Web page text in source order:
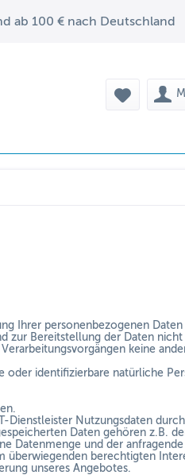
ab 100 € nach Deutschland
Ihrer personenbezogenen
zur Bereitstellung der Daten
keine
identifizierbare natürliche
Dienstleister Nutzungsdaten
Daten gehören z.B.
Datenmenge und der
überwiegenden berechtigten
unseres Angebotes.